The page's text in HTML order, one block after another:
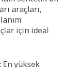
araçları,
için ideal
En yüksek